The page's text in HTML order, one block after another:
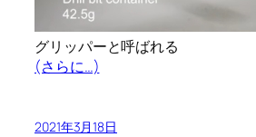
グリッパーと呼ばれる
(さらに…)
2021年3月18日